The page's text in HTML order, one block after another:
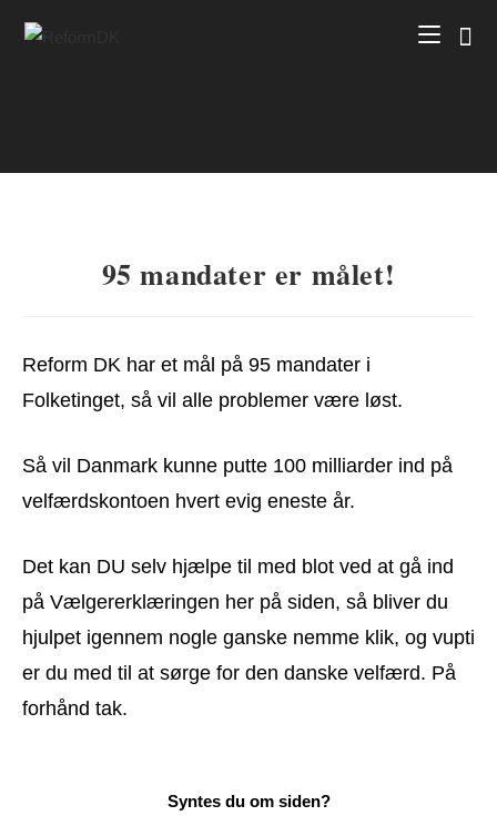
95 mandater er målet!
Reform DK har et mål på 95 mandater i
Folketinget, så vil alle problemer være løst.
Så vil Danmark kunne putte 100 milliarder ind på
velfærdskontoen hvert evig eneste år.
Det kan DU selv hjælpe til med blot ved at gå ind
på Vælgererklæringen her på siden, så bliver du
hjulpet igennem nogle ganske nemme klik, og vupti
er du med til at sørge for den danske velfærd. På
forhånd tak.